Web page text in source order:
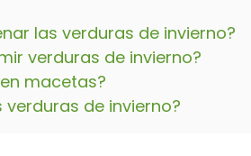
las verduras de invierno?
verduras de invierno?
macetas?
de invierno?